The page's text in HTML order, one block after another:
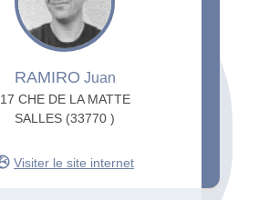
RAMIRO Juan
17 CHE DE LA MATTE
SALLES (33770 )
Visiter le site internet